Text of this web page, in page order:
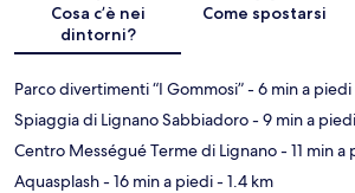
Cosa c’è nei
dintorni?
Come spostarsi
Parco divertimenti “I Gommosi”- 6 min a piedi
Spiaggia di Lignano Sabbiadoro- 9 min a piedi
Centro Mességué Terme di Lignano- 11 min a
Aquasplash- 16 min a piedi- 1.4 km